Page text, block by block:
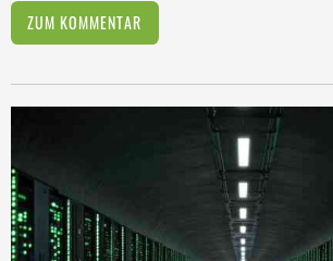
ZUM KOMMENTAR